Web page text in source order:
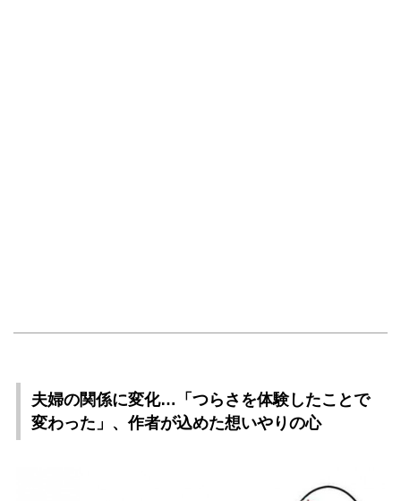
夫婦の関係に変化…「つらさを体験したことで
変わった」、作者が込めた想いやりの心